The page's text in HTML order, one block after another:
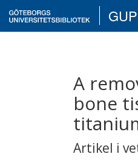
GUP
A
bone
Artikel i